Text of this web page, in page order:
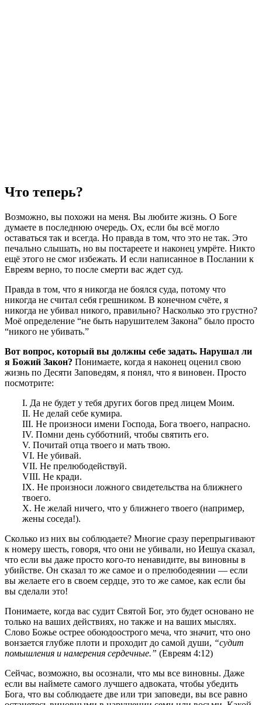
Что теперь?
Возможно, вы похожи на меня. Вы любите жизнь. О Боге
думаете в последнюю очередь. Ох, если бы всё могло
оставаться так и всегда. Но правда в том, что это не так. Это
печально слышать, но вы постареете и наконец умрёте. Никто
ещё этого не смог избежать. И если написанное в Послании к
Евреям верно, то после смерти вас ждет суд.
Правда в том, что я никогда не боялся суда, потому что
никогда не считал себя грешником. В конечном счёте, я
никогда не убивал никого, правильно? Насколько это грустно?
Моё определение “не быть нарушителем Закона” было просто
“никого не убивать.”
Вот вопрос, который вы должны себе задать. Нарушал ли
я Божий Закон? Понимаете, когда я наконец оценил свою
жизнь по Десяти Заповедям, я понял, что я виновен. Просто
посмотрите:
I. Да не будет у тебя других богов пред лицем Моим.
II. Не делай себе кумира.
III. Не произноси имени Господа, Бога твоего, напрасно.
IV. Помни день субботний, чтобы святить его.
V. Почитай отца твоего и мать твою.
VI. Не убивай.
VII. Не прелюбодействуй.
VIII. Не кради.
IX. Не произноси ложного свидетельства на ближнего
твоего.
X. Не желай ничего, что у ближнего твоего (например,
жены соседа!).
Сколько из них вы соблюдаете? Многие сразу перепрыгивают
к номеру шесть, говоря, что они не убивали, но Иешуа сказал,
что если вы даже просто кого-то ненавидите, вы виновны в
убийстве. Он сказал то же самое и о прелюбодеянии — если
вы желаете его в своем сердце, это то же самое, как если бы
вы сделали это!
Понимаете, когда вас судит Святой Бог, это будет основано не
только на ваших действиях, но также и на ваших мыслях.
Слово Божье острее обоюдоострого меча, что значит, что оно
вонзается глубже плоти и проходит до самой души, “судит
помышления и намерения сердечные.” (Евреям 4:12)
Сейчас, возможно, вы осознали, что мы все виновны. Даже
если вы наймете самого лучшего адвоката, чтобы убедить
Бога, что вы соблюдаете две или три заповеди, вы все равно